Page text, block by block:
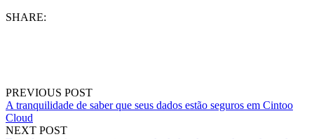
SHARE:
PREVIOUS POST
A tranquilidade de saber que seus dados estão seguros em Cintoo
Cloud
NEXT POST